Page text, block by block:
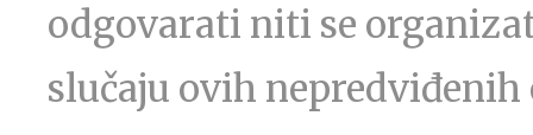
odgovarati niti se
slučaju ovih